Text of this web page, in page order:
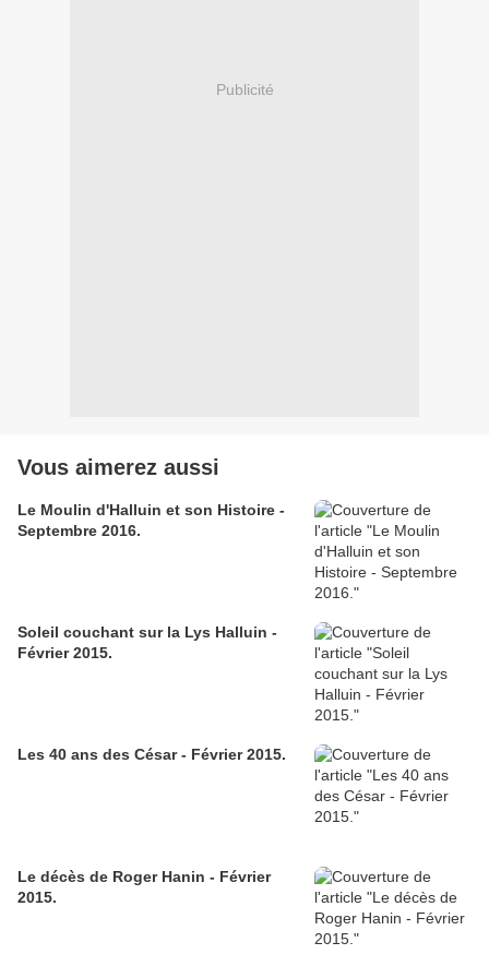
Publicité
Vous aimerez aussi
Le Moulin d'Halluin et son Histoire -
Septembre 2016.
Soleil couchant sur la Lys Halluin -
Février 2015.
Les 40 ans des César - Février 2015.
Le décès de Roger Hanin - Février
2015.